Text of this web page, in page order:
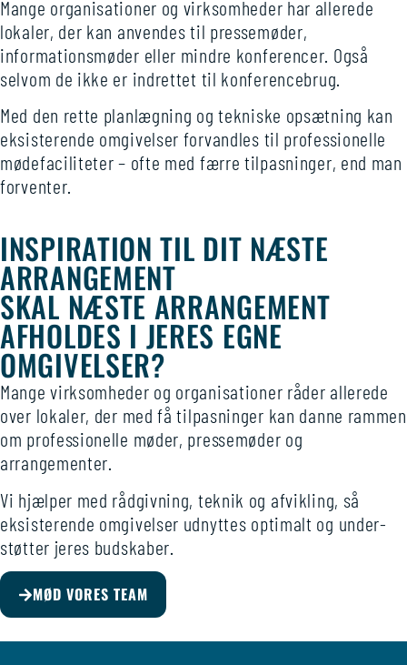
Mange organisa­tioner og virk­somheder har allerede
lokaler, der kan anvendes til presse­møder,
informations­møder eller mindre konferencer. Også
selvom de ikke er ind­rettet til konference­brug.
Med den rette plan­lægning og tek­niske opsæt­ning kan
eksis­terende om­givelser forvandles til profes­sionelle
møde­faciliteter – ofte med færre til­pasninger, end man
forventer.
INSPIRATION TIL DIT NÆSTE
ARRANGEMENT
SKAL NÆSTE ARRANGEMENT
AFHOLDES I JERES EGNE
OMGIVELSER?
Mange virksomheder og organisationer råder allerede
over lokaler, der med få tilpasninger kan danne rammen
om profes­sionelle møder, presse­møder og
arrangementer.
Vi hjælper med råd­givning, teknik og afvik­ling, så
eksisterende omgivelser udnyttes optimalt og under­
støtter jeres budskaber.
MØD VORES TEAM